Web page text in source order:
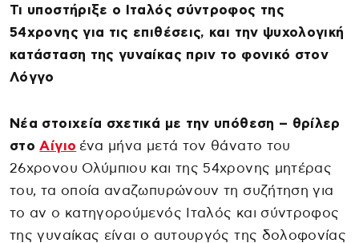
Τι υποστήριξε ο Ιταλός σύντροφος της
54χρονης για τις επιθέσεις, και την ψυχολογική
κατάσταση της γυναίκας πριν το φονικό στον
Λόγγο
Νέα στοιχεία σχετικά με την υπόθεση – θρίλερ
στοΑίγιο ένα μήνα μετά τον θάνατο του
26χρονου Ολύμπιου και της 54χρονης μητέρας
του, τα οποία αναζωπυρώνουν τη συζήτηση για
το αν ο κατηγορούμενός Ιταλός και σύντροφος
της γυναίκας είναι ο αυτουργός της δολοφονίας